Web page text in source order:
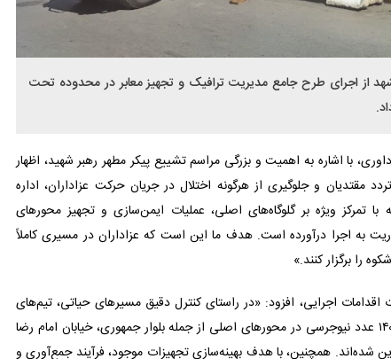
از اجرای طرح جامع مدیریت ترافیک و تجهیز معابر در محدوده تحت
با اشاره به اهمیت و بزرگی مراسم تشییع پیکر مطهر رهبر شهید، اظهار
مقتدیان و جلوگیری از هرگونه اختلال در جریان حرکت عزاداران، اداره
تمرکز ویژه بر گلوگاه‌های اصلی، عملیات ایمن‌سازی و تجهیز محور‌های
به اجرا درآورده است. هدف ما این است که عزاداران در مسیری کاملاً
را برگزار کنند.»
اقدامات اجرایی، افزود: «در راستای کنترل دقیق مسیر‌های حیاتی، تیم‌های
عملیاتی موفق به جانمایی ۱۴۰ عدد نیوجرسی در محور‌های اصلی از جمله بلوار جمهوری، خیابان امام رضا
شده‌اند. همچنین، با هدف بهینه‌سازی تجهیزات موجود، فرآیند جمع‌آوری و